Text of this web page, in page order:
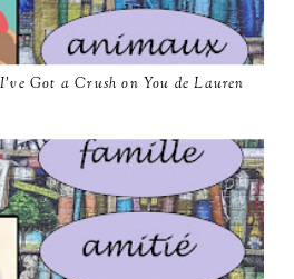
Got a Crush on You de Lauren